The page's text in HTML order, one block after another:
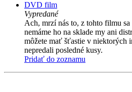
DVD film
Vypredané
Ach, mrzí nás to, z tohto filmu
nemáme ho na sklade my ani
môžete mať šťastie v niektorých
nepredali posledné kusy.
Pridať do zoznamu